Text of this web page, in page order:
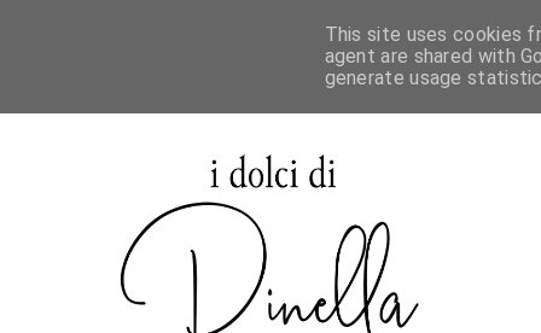
This site uses cookies
agent are shared with
generate usage